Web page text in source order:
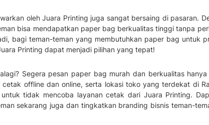
oleh Juara Printing juga sangat bersaing di pasaran.
bisa mendapatkan paper bag berkualitas tinggi tanpa
bagi teman-teman yang membutuhkan paper bag untuk
Printing dapat menjadi pilihan yang tepat!
Segera pesan paper bag murah dan berkualitas
cetak offline dan online, serta lokasi toko yang terdekat di
tidak mencoba layanan cetak dari Juara Printing.
sekarang juga dan tingkatkan branding bisnis teman-